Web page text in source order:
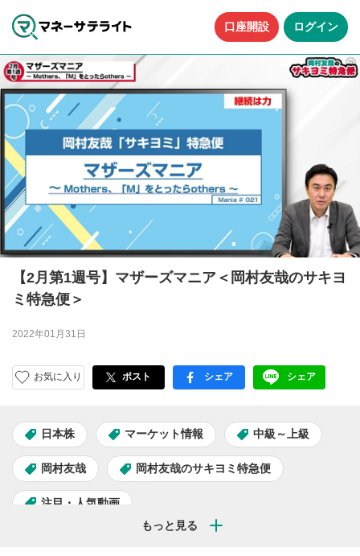
口座開設 ログイン
【2月第1週号】マザーズマニア＜岡村友哉のサキヨ
ミ特急便＞
2022年01月31日
お気に入り ポスト facebook
シェア LINE
シェア
日本株 マーケット情報 中級～上級
岡村友哉 岡村友哉のサキヨミ特急便
注目・人気動画